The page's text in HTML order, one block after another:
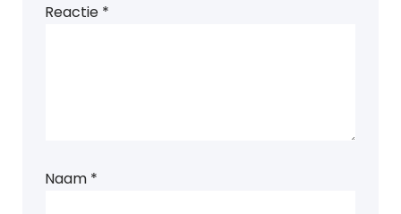
Reactie *
Naam *